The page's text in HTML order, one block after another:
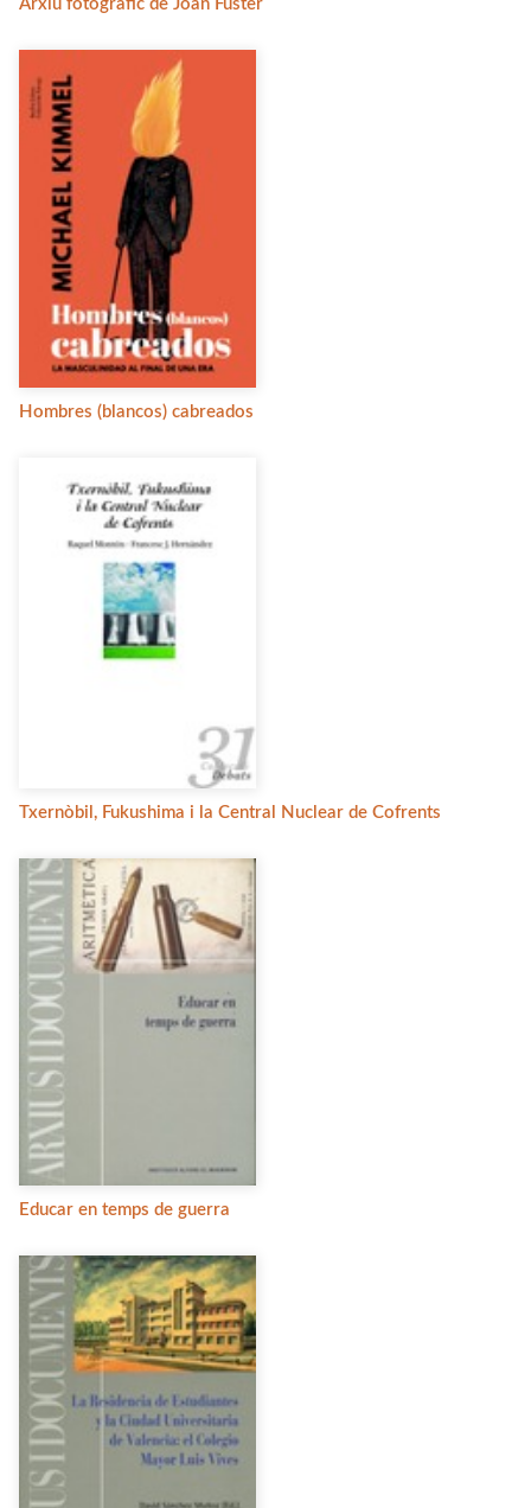
Arxiu fotogràfic de Joan Fuster
Hombres (blancos) cabreados
Txernòbil, Fukushima i la Central Nuclear de Cofrents
Educar en temps de guerra